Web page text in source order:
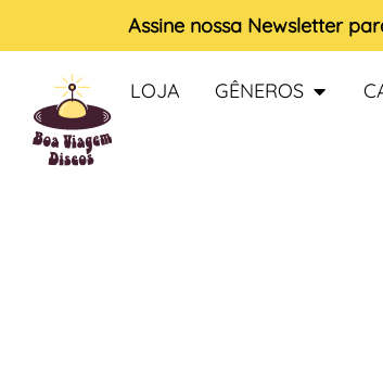
Assine nossa Newsletter
LOJA GÊNEROS